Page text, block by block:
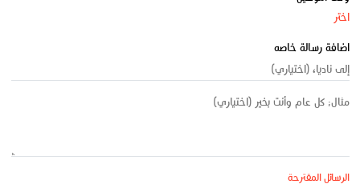
اضافة رسالة خاصه
الرسائل المقترحة